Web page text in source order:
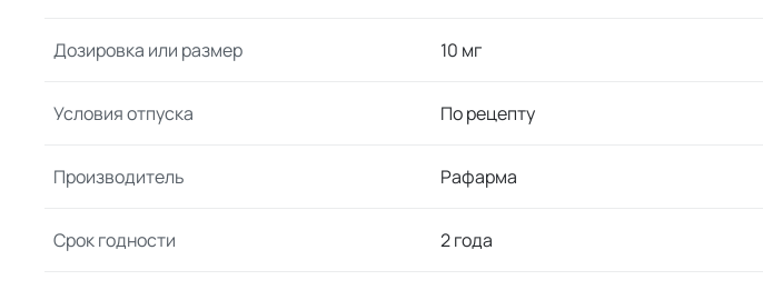
Дозировка или размер 10 мг
Условия отпуска По рецепту
Производитель Рафарма
Срок годности 2 года